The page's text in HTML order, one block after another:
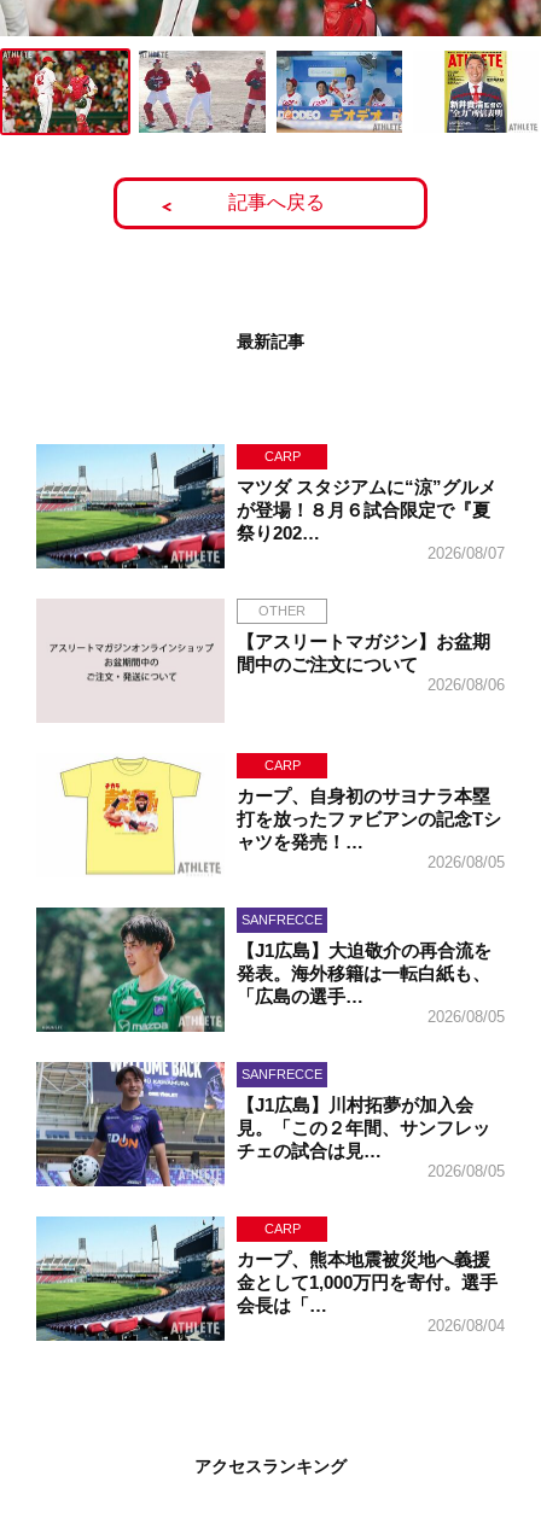
記事へ戻る
最新記事
CARP
マツダ スタジアムに“涼”グルメ
が登場！８月６試合限定で『夏
祭り202…
2026/08/07
OTHER
【アスリートマガジン】お盆期
間中のご注文について
2026/08/06
CARP
カープ、自身初のサヨナラ本塁
打を放ったファビアンの記念Tシ
ャツを発売！…
2026/08/05
SANFRECCE
【J1広島】大迫敬介の再合流を
発表。海外移籍は一転白紙も、
「広島の選手…
2026/08/05
SANFRECCE
【J1広島】川村拓夢が加入会
見。「この２年間、サンフレッ
チェの試合は見…
2026/08/05
CARP
カープ、熊本地震被災地へ義援
金として1,000万円を寄付。選手
会長は「…
2026/08/04
アクセスランキング